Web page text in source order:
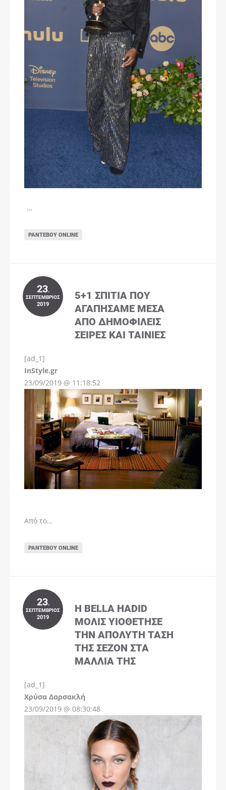
…
ΡΑΝΤΕΒΟΎ ONLINE
23.
ΣΕΠΤΈΜΒΡΙΟΣ
2019
5+1 ΣΠΊΤΙΑ ΠΟΥ
ΑΓΑΠΉΣΑΜΕ ΜΈΣΑ
ΑΠΌ ΔΗΜΟΦΙΛΕΊΣ
ΣΕΙΡΈΣ ΚΑΙ ΤΑΙΝΊΕΣ
[ad_1]
InStyle.gr
23/09/2019 @ 11:18:52
Από το…
ΡΑΝΤΕΒΟΎ ONLINE
23.
ΣΕΠΤΈΜΒΡΙΟΣ
2019
Η BELLA HADID
ΜΌΛΙΣ ΥΙΟΘΈΤΗΣΕ
ΤΗΝ ΑΠΌΛΥΤΗ ΤΆΣΗ
ΤΗΣ ΣΕΖΌΝ ΣΤΑ
ΜΑΛΛΙΆ ΤΗΣ
[ad_1]
Χρύσα Δαρσακλή
23/09/2019 @ 08:30:48